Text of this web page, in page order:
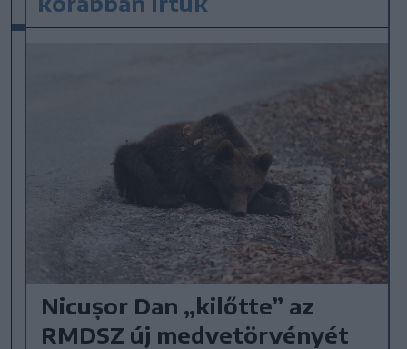
Nicușor Dan „kilőtte” az
RMDSZ új medvetörvényét